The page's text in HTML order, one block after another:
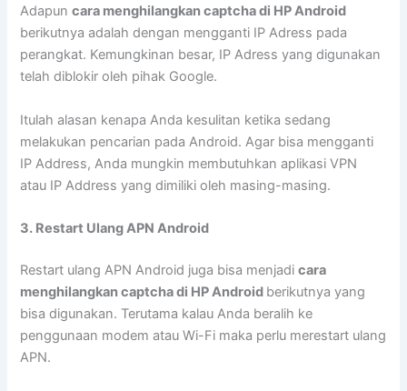
Adapuncara menghilangkan captcha di HP Android
berikutnya adalah dengan mengganti IP Adress pada
perangkat. Kemungkinan besar, IP Adress yang digunakan
telah diblokir oleh pihak Google.
Itulah alasan kenapa Anda kesulitan ketika sedang
melakukan pencarian pada Android. Agar bisa mengganti
IP Address, Anda mungkin membutuhkan aplikasi VPN
atau IP Address yang dimiliki oleh masing-masing.
3. Restart Ulang APN Android
Restart ulang APN Android juga bisa menjadicara
menghilangkan captcha di HP Android berikutnya yang
bisa digunakan. Terutama kalau Anda beralih ke
penggunaan modem atau Wi-Fi maka perlu merestart ulang
APN.